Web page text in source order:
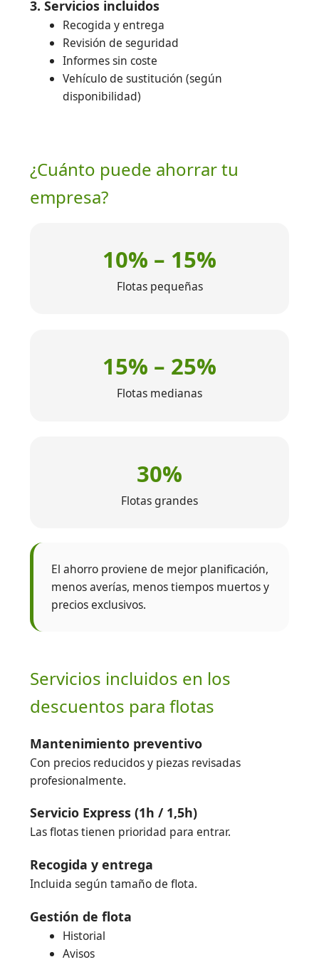
3. Servicios incluidos
Recogida y entrega
Revisión de seguridad
Informes sin coste
Vehículo de sustitución (según
disponibilidad)
¿Cuánto puede ahorrar tu
empresa?
10% – 15%
Flotas pequeñas
15% – 25%
Flotas medianas
30%
Flotas grandes
El ahorro proviene de mejor planificación,
menos averías, menos tiempos muertos y
precios exclusivos.
Servicios incluidos en los
descuentos para flotas
Mantenimiento preventivo
Con precios reducidos y piezas revisadas
profesionalmente.
Servicio Express (1h / 1,5h)
Las flotas tienen prioridad para entrar.
Recogida y entrega
Incluida según tamaño de flota.
Gestión de flota
Historial
Avisos